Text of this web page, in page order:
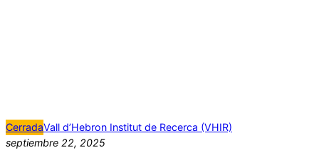
CerradaVall d’Hebron Institut de Recerca (VHIR)
septiembre 22, 2025